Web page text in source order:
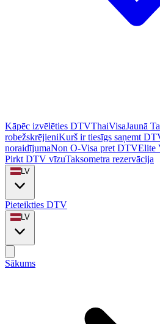
Kāpēc izvēlēties DTVThaiVisaJaunā
robežskrējieniKurš ir tiesīgs saņemt
noraidījumaNon O-Visa pret DTVElite
Pirkt DTV vīzuTaksometra rezervācija
LV
Pieteikties DTV
LV
Sākums